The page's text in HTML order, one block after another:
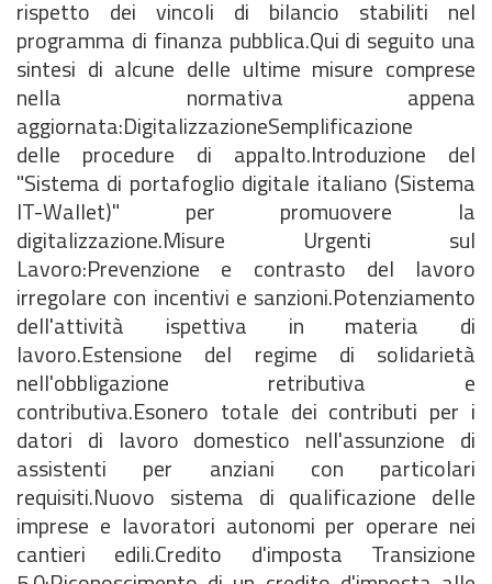
rispetto dei vincoli di bilancio stabiliti nel
programma di finanza pubblica.Qui di seguito una
sintesi di alcune delle ultime misure comprese
nella normativa appena
aggiornata:DigitalizzazioneSemplificazione
delle procedure di appalto.Introduzione del
"Sistema di portafoglio digitale italiano (Sistema
IT-Wallet)" per promuovere la
digitalizzazione.Misure Urgenti sul
Lavoro:Prevenzione e contrasto del lavoro
irregolare con incentivi e sanzioni.Potenziamento
dell'attività ispettiva in materia di
lavoro.Estensione del regime di solidarietà
nell'obbligazione retributiva e
contributiva.Esonero totale dei contributi per i
datori di lavoro domestico nell'assunzione di
assistenti per anziani con particolari
requisiti.Nuovo sistema di qualificazione delle
imprese e lavoratori autonomi per operare nei
cantieri edili.Credito d'imposta Transizione